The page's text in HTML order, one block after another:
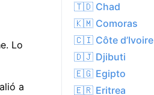
Lo
a
🇹🇩 Chad
🇰🇲 Comoras
🇨🇮 Côte d’Ivoire
🇩🇯 Djibuti
🇪🇬 Egipto
🇪🇷 Eritrea